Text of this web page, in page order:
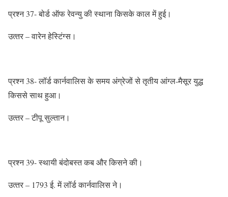
प्रश्‍न 37- बोर्ड ऑफ रेवन्‍यु की स्‍थाना किसके काल में हुई।
उत्‍तर – वारेन हेस्टिंग्‍स।
प्रश्‍न 38- लॉर्ड कार्नवालिस के समय अंग्रेजों से तृतीय आंग्‍ल-मैसूर युद्ध
किससे साथ हुआ।
उत्‍तर – टीपू सुल्‍तान।
प्रश्‍न 39- स्‍थायी बंदोबस्‍त कब और किसने की।
उत्‍तर – 1793 ई. में लॉर्ड कार्नवालिस ने।